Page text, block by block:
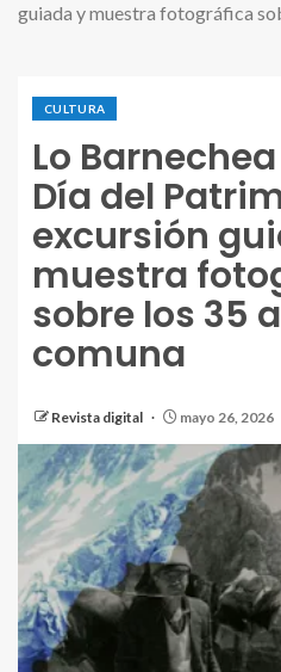
guiada y muestra fotográfica
CULTURA
Lo
Día del
excursión
muestra
sobre los 35
comuna
Revista digital mayo 26, 2026